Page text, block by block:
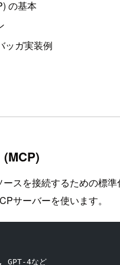
の基本
ッガ実装例
スを接続するための標準
サーバーを使います。
4など